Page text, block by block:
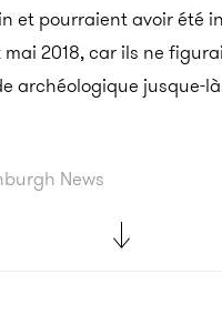
et pourraient avoir été
2018, car ils ne
archéologique jusque-là.
News